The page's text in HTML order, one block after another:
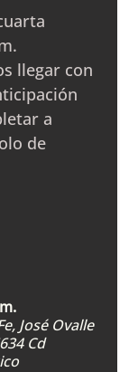
llegar con
a
de
José Ovalle
Cd